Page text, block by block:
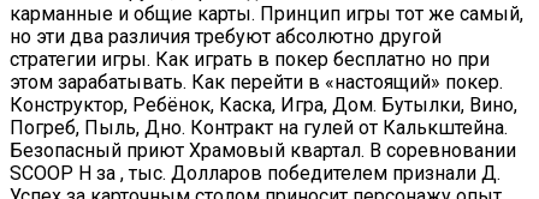
карманные и общие карты. Принцип игры тот же самый,
но эти два различия требуют абсолютно другой
стратегии игры. Как играть в покер бесплатно но при
этом зарабатывать. Как перейти в «настоящий» покер.
Конструктор, Ребёнок, Каска, Игра, Дом. Бутылки, Вино,
Погреб, Пыль, Дно. Контракт на гулей от Калькштейна.
Безопасный приют Храмовый квартал. В соревновании
SCOOP H за , тыс. Долларов победителем признали Д.